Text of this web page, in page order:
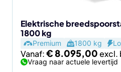
Elektrische
1800 kg
Premium 1800 kg
Vanaf:€8.095,00
Vraag naar actuele levertijd
de
productpagina